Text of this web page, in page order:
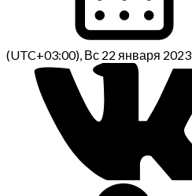
(UTC+03:00), Вс 22 января 2023